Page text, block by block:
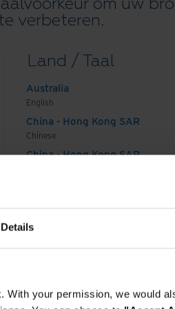
Details
With your permission, we would
verbeteren.
Land / Taal
Australia
English
China - Hong Kong SAR
Chinese
China - Hong Kong SAR
India
English
Indonesia
Indonesian
zijn van
is een uitdaging. Het
operations, IT, supply
management.
Processen en
flink verdedigd, teams